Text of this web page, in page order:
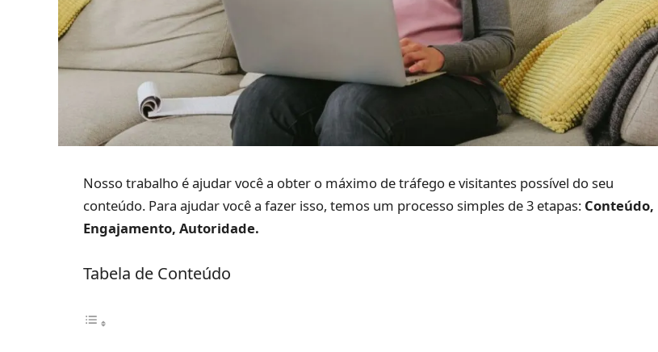
Nosso trabalho é ajudar você a obter o máximo de tráfego e visitantes possível do seu
conteúdo. Para ajudar você a fazer isso, temos um processo simples de 3 etapas: Conteúdo,
Engajamento, Autoridade.
Tabela de Conteúdo